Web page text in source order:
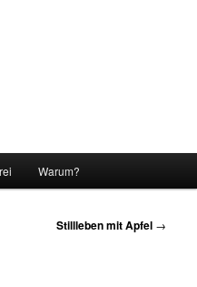
Warum?
Stillleben mit Apfel →